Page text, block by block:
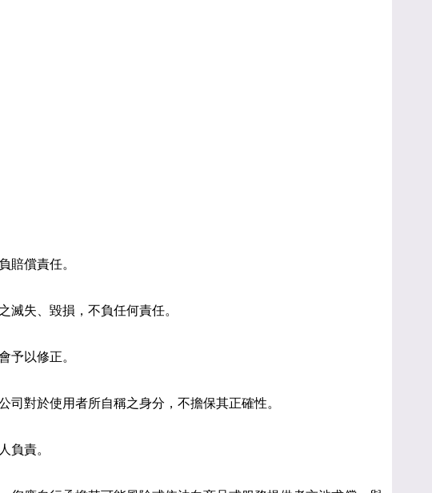
賠償責任。
滅失、毀損，不負任何責任。
予以修正。
對於使用者所自稱之身分，不擔保其正確性。
負責。